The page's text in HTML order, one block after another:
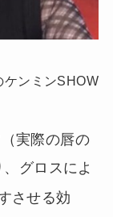
ケンミンSHOW
（実際の唇の
グロスによ
させる効